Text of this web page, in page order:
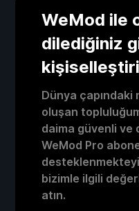
WeMod ile
dilediğiniz
Dünya
oluşan
daima güvenli ve
WeMod Pro
bizimle ilgili
atın.